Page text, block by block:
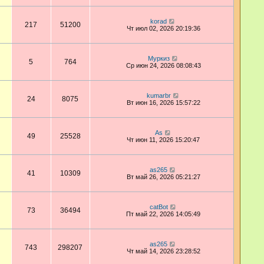
217 51200
korad
Чт июл 02, 2026 20:19:36
5 764
Муркиз
Ср июн 24, 2026 08:08:43
24 8075
kumarbr
Вт июн 16, 2026 15:57:22
49 25528
As
Чт июн 11, 2026 15:20:47
41 10309
as265
Вт май 26, 2026 05:21:27
73 36494
catBot
Пт май 22, 2026 14:05:49
743 298207
as265
Чт май 14, 2026 23:28:52